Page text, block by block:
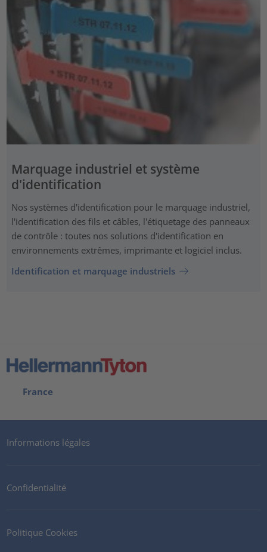
Marquage industriel et système
d'identification
Nos systèmes d'identification pour le marquage industriel,
l'identification des fils et câbles, l'étiquetage des panneaux
de contrôle : toutes nos solutions d'identification en
environnements extrêmes, imprimante et logiciel inclus.
Identification et marquage industriels
France
Informations légales
Confidentialité
Politique Cookies